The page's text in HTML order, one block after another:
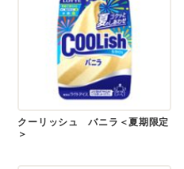
クーリッシュ バニラ＜夏期限定
＞